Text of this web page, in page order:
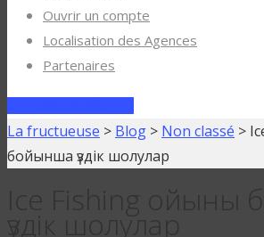
Ouvrir un compte
Localisation des Agences
Partenaires
La fructueuse > Blog > Non classé >
бойынша үздік шолулар